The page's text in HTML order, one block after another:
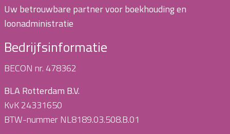
Uw betrouwbare partner voor boekhouding en
loonadministratie
Bedrijfsinformatie
BECON nr. 478362
BLA Rotterdam B.V.
KvK 24331650
BTW-nummer NL8189.03.508.B.01